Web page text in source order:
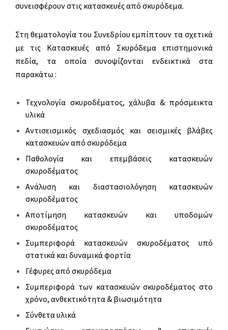
συνεισφέρουν στις κατασκευές από σκυρόδεμα.
Στη θεματολογία του Συνεδρίου εμπίπτουν τα σχετικά
με τις Κατασκευές από Σκυρόδεμα επιστημονικά
πεδία, τα οποία συνοψίζονται ενδεικτικά στα
παρακάτω :
Τεχνολογία σκυροδέματος, χάλυβα & πρόσμεικτα
υλικά
Αντισεισμικός σχεδιασμός και σεισμικές βλάβες
κατασκευών από σκυρόδεμα
Παθολογία και επεμβάσεις κατασκευών
σκυροδέματος
Ανάλυση και διαστασιολόγηση κατασκευών
σκυροδέματος
Αποτίμηση κατασκευών και υποδομών
σκυροδέματος
Συμπεριφορά κατασκευών σκυροδέματος υπό
στατικά και δυναμικά φορτία
Γέφυρες από σκυρόδεμα
Συμπεριφορά των κατασκευών σκυροδέματος στο
χρόνο, ανθεκτικότητα & βιωσιμότητα
Σύνθετα υλικά